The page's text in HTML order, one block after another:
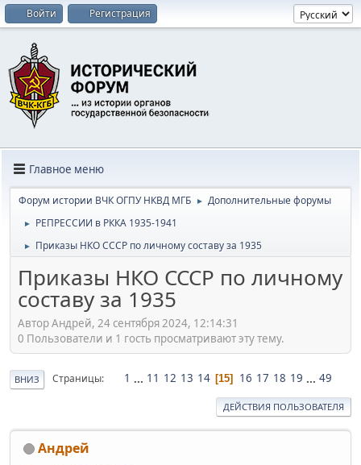
Войти Регистрация
Главное меню
Форум истории ВЧК ОГПУ НКВД МГБ ► Дополнительные форумы
► РЕПРЕССИИ в РККА 1935-1941
► Приказы НКО СССР по личному составу за 1935
Приказы НКО СССР по личному
составу за 1935
Автор Андрей, 24 сентября 2024, 12:14:31
0 Пользователи и 1 гость просматривают эту тему.
ВНИЗ Страницы 1 ... 11 12 13 14 15 16 17 18 19 ... 49
ДЕЙСТВИЯ ПОЛЬЗОВАТЕЛЯ
Андрей